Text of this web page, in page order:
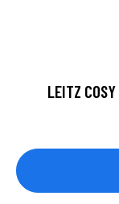
LEITZ